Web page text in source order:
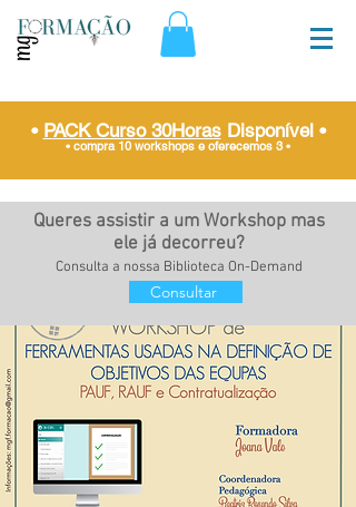
• PACK Curso 30HorasDisponível •
• compra 10 workshops e oferecemos 3•
Queres assistir a um Workshop mas
ele já decorreu?
Consulta a nossa Biblioteca On-Demand
Consultar